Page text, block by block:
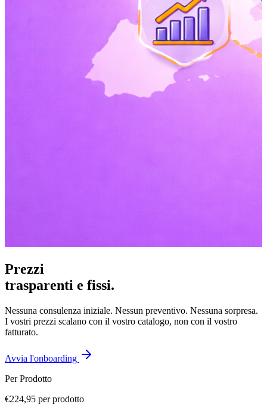
Prezzi
trasparenti e fissi.
Nessuna consulenza iniziale. Nessun preventivo. Nessuna sorpresa.
I vostri prezzi scalano con il vostro catalogo, non con il vostro
fatturato.
Avvia l'onboarding
Per Prodotto
€224,95 per prodotto